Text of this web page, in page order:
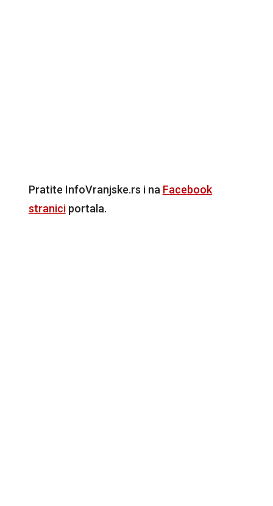
Pratite InfoVranjske.rs i na Facebook
straniciportala.